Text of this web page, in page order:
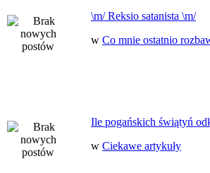
\m/ Reksio satanista \m/
w Co mnie ostatnio
Ile pogańskich świątyń
w Ciekawe artykuły